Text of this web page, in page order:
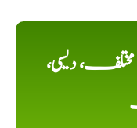
دیسی،